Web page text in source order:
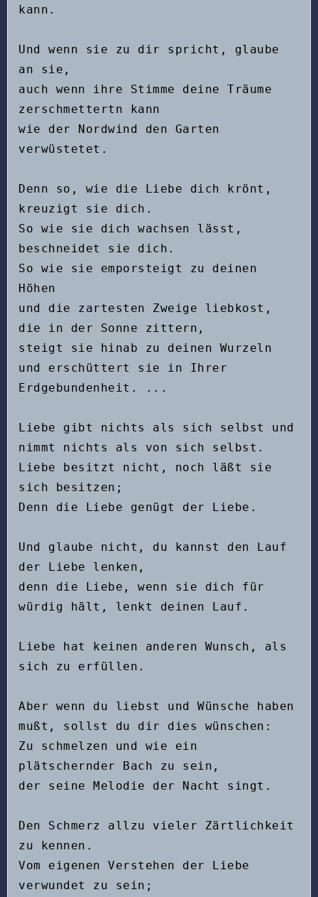
kann.
Und wenn sie zu dir spricht, glaube
an sie,
auch wenn ihre Stimme deine Träume
zerschmettertn kann
wie der Nordwind den Garten
verwüstetet.
Denn so, wie die Liebe dich krönt,
kreuzigt sie dich.
So wie sie dich wachsen lässt,
beschneidet sie dich.
So wie sie emporsteigt zu deinen
Höhen
und die zartesten Zweige liebkost,
die in der Sonne zittern,
steigt sie hinab zu deinen Wurzeln
und erschüttert sie in Ihrer
Erdgebundenheit. ...
Liebe gibt nichts als sich selbst und
nimmt nichts als von sich selbst.
Liebe besitzt nicht, noch läßt sie
sich besitzen;
Denn die Liebe genügt der Liebe.
Und glaube nicht, du kannst den Lauf
der Liebe lenken,
denn die Liebe, wenn sie dich für
würdig hält, lenkt deinen Lauf.
Liebe hat keinen anderen Wunsch, als
sich zu erfüllen.
Aber wenn du liebst und Wünsche haben
mußt, sollst du dir dies wünschen:
Zu schmelzen und wie ein
plätschernder Bach zu sein,
der seine Melodie der Nacht singt.
Den Schmerz allzu vieler Zärtlichkeit
zu kennen.
Vom eigenen Verstehen der Liebe
verwundet zu sein;